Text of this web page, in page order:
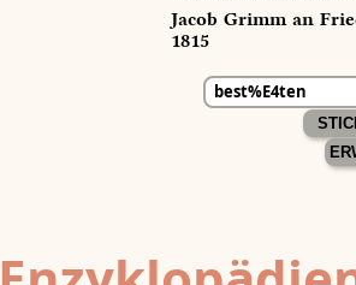
Jacob Grimm an
1815